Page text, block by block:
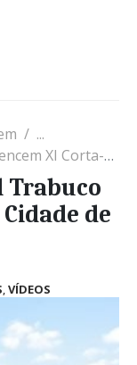
...
Cidade de Elvas
Trabuco
de
,VÍDEOS